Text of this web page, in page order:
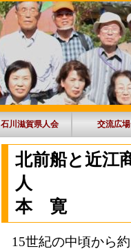
石川滋賀県人会 交流広場
北前船と近江
本 寛
15世紀の中頃から